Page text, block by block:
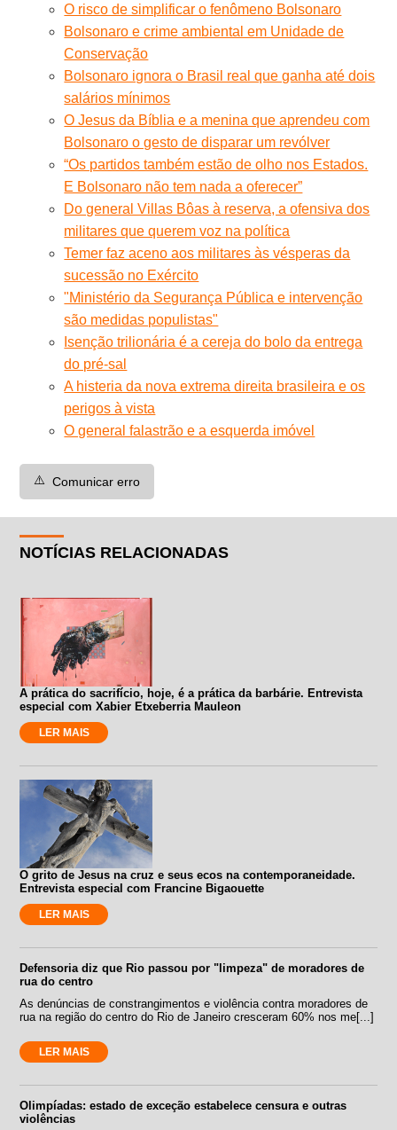
O risco de simplificar o fenômeno Bolsonaro
Bolsonaro e crime ambiental em Unidade de
Conservação
Bolsonaro ignora o Brasil real que ganha até dois
salários mínimos
O Jesus da Bíblia e a menina que aprendeu com
Bolsonaro o gesto de disparar um revólver
“Os partidos também estão de olho nos Estados.
E Bolsonaro não tem nada a oferecer”
Do general Villas Bôas à reserva, a ofensiva dos
militares que querem voz na política
Temer faz aceno aos militares às vésperas da
sucessão no Exército
"Ministério da Segurança Pública e intervenção
são medidas populistas"
Isenção trilionária é a cereja do bolo da entrega
do pré-sal
A histeria da nova extrema direita brasileira e os
perigos à vista
O general falastrão e a esquerda imóvel
⚠️ Comunicar erro
NOTÍCIAS RELACIONADAS
A prática do sacrifício, hoje, é a prática da barbárie. Entrevista
especial com Xabier Etxeberria Mauleon
LER MAIS
O grito de Jesus na cruz e seus ecos na contemporaneidade.
Entrevista especial com Francine Bigaouette
LER MAIS
Defensoria diz que Rio passou por "limpeza" de moradores de
rua do centro
As denúncias de constrangimentos e violência contra moradores de
rua na região do centro do Rio de Janeiro cresceram 60% nos me[...]
LER MAIS
Olimpíadas: estado de exceção estabelece censura e outras
violências